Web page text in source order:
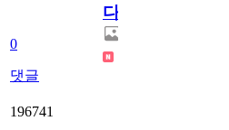
0
댓글
다.
196741